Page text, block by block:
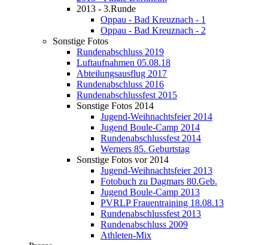
2013 - 3.Runde
Oppau - Bad Kreuznach - 1
Oppau - Bad Kreuznach - 2
Sonstige Fotos
Rundenabschluss 2019
Luftaufnahmen 05.08.18
Abteilungsausflug 2017
Rundenabschluss 2016
Rundenabschlussfest 2015
Sonstige Fotos 2014
Jugend-Weihnachtsfeier 2014
Jugend Boule-Camp 2014
Rundenabschlussfest 2014
Werners 85. Geburtstag
Sonstige Fotos vor 2014
Jugend-Weihnachtsfeier 2013
Fotobuch zu Dagmars 80.Geb.
Jugend Boule-Camp 2013
PVRLP Frauentraining 18.08.13
Rundenabschlussfest 2013
Rundenabschluss 2009
Athleten-Mix